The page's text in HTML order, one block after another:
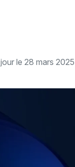
le 28 mars 2025